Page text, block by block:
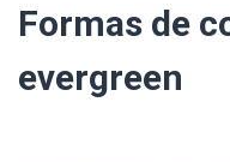
Formas de
evergreen